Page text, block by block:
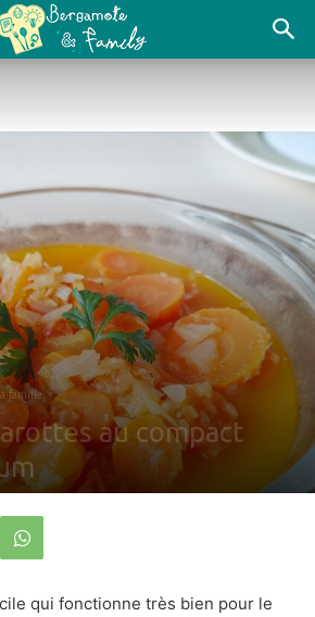
famille
au compact
qui fonctionne très bien pour le